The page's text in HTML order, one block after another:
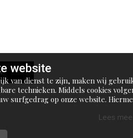
website
van dienst te zijn, maken wij
technieken. Middels cookies
surfgedrag op onze website.
Lees